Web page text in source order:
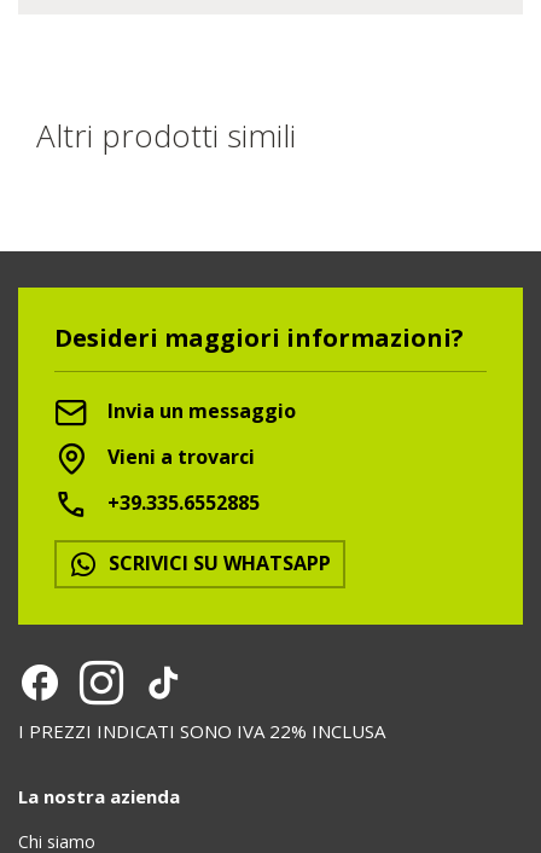
Altri prodotti simili
Desideri maggiori informazioni?
Invia un messaggio
Vieni a trovarci
+39.335.6552885
SCRIVICI SU WHATSAPP
I PREZZI INDICATI SONO IVA 22% INCLUSA
La nostra azienda
Chi siamo